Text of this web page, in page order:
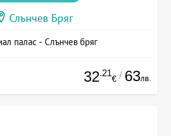
Слънчев Бряг
палас - Слънчев бряг
32.21
€ / 63лв.